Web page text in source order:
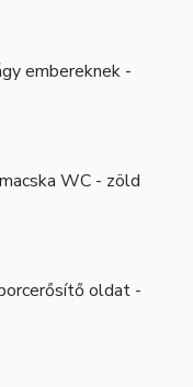
embereknek -
WC - zöld
oldat -